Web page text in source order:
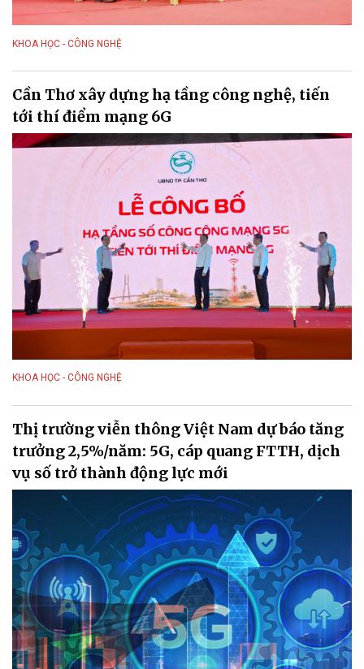
KHOA HỌC - CÔNG NGHỆ
Cần Thơ xây dựng hạ tầng công nghệ, tiến
tới thí điểm mạng 6G
KHOA HỌC - CÔNG NGHỆ
Thị trường viễn thông Việt Nam dự báo tăng
trưởng 2,5%/năm: 5G, cáp quang FTTH, dịch
vụ số trở thành động lực mới